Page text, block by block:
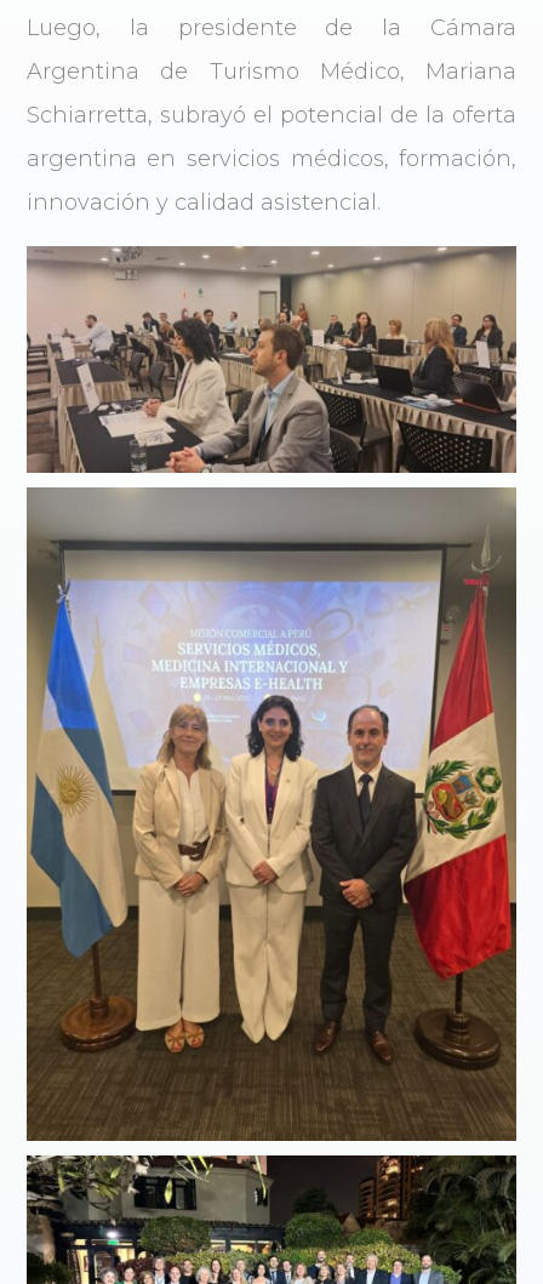
Luego, la presidente de la Cámara
Argentina de Turismo Médico, Mariana
Schiarretta, subrayó el potencial de la oferta
argentina en servicios médicos, formación,
innovación y calidad asistencial.